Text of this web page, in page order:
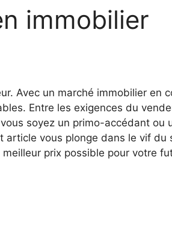
immobilier
Avec un marché immobilier en
Entre les exigences du
soyez un primo-accédant ou
vous plonge dans le vif du
prix possible pour votre